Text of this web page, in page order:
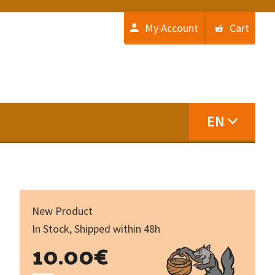
My Account Cart
EN
New Product
In Stock, Shipped within 48h
10.00€
bolanger
de